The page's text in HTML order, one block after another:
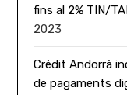
fins al 2% TIN/
2023
Crèdit Andorrà
de pagaments